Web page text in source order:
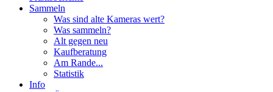
Sammeln
Was sind alte Kameras wert?
Was sammeln?
Alt gegen neu
Kaufberatung
Am Rande...
Statistik
Info